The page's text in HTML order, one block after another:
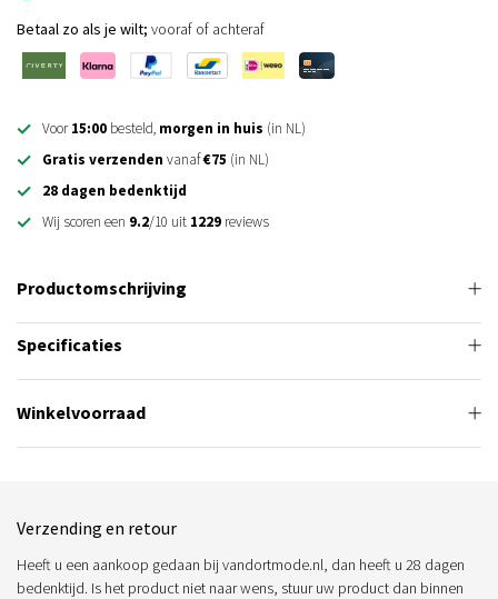
Betaal zo als je wilt; vooraf of achteraf
Voor15:00 besteld, morgen in huis (in NL)
Gratis verzenden vanaf€75 (in NL)
28 dagen bedenktijd
Wij scoren een 9.2/10 uit 1229 reviews
Productomschrijving
Specificaties
Winkelvoorraad
Verzending en retour
Heeft u een aankoop gedaan bij vandortmode.nl, dan heeft u 28 dagen
bedenktijd. Is het product niet naar wens, stuur uw product dan binnen